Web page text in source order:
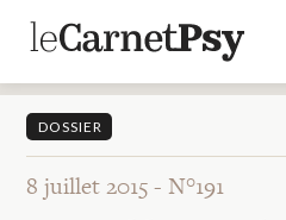
Articles
DOSSIER
8 juillet 2015 -N°191